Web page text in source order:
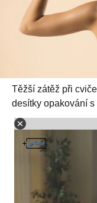
Těžší zátěž při
desítky opakování